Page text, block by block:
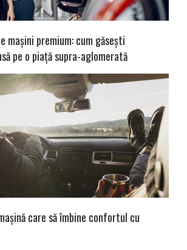
mașini premium: cum găsești
pe o piață supra-aglomerată
care să îmbine confortul cu